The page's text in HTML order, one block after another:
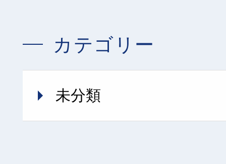
カテゴリー
未分類